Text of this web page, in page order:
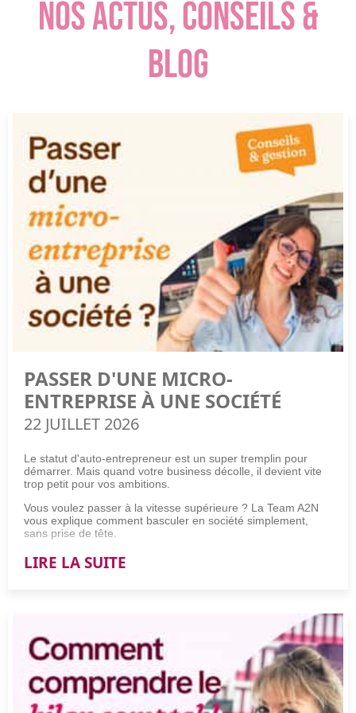
NOS ACTUS, CONSEILS &
BLOG
PASSER D'UNE MICRO-
ENTREPRISE À UNE SOCIÉTÉ
22 JUILLET 2026
Le statut d'auto-entrepreneur est un super tremplin pour
démarrer. Mais quand votre business décolle, il devient vite
trop petit pour vos ambitions.
Vous voulez passer à la vitesse supérieure ? La Team A2N
vous explique comment basculer en société simplement,
sans prise de tête.
Validez la viabilité financière de la transition à l'aide d'un
prévisionnel.
Sélectionnez la structure juridique adaptée à vos
ambitions de croissance.
LIRE LA SUITE